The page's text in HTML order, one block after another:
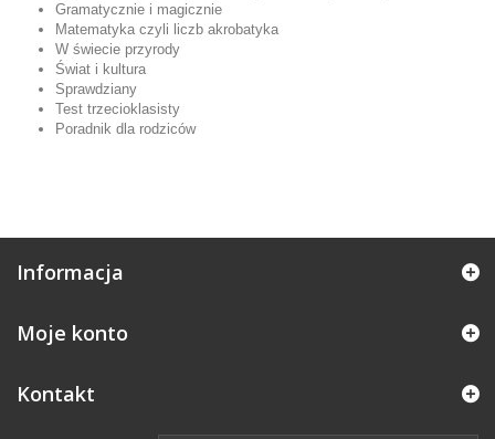
Gramatycznie i magicznie
Matematyka czyli liczb akrobatyka
W świecie przyrody
Świat i kultura
Sprawdziany
Test trzecioklasisty
Poradnik dla rodziców
Informacja
Moje konto
Kontakt